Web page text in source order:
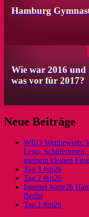
Hamburg
Wie war 2016 und
was vor für 2017?
Neue Beiträge
WRO Wettbewerb.
Lego, Schülerinnen,
meinem kleinen
Tag 3 #rp26
Tag 2 #rp26
Internet #omr26
Berlin
Tag 1 #rp26